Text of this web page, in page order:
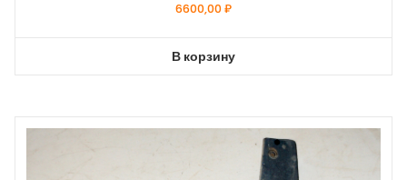
6600,00₽
В корзину